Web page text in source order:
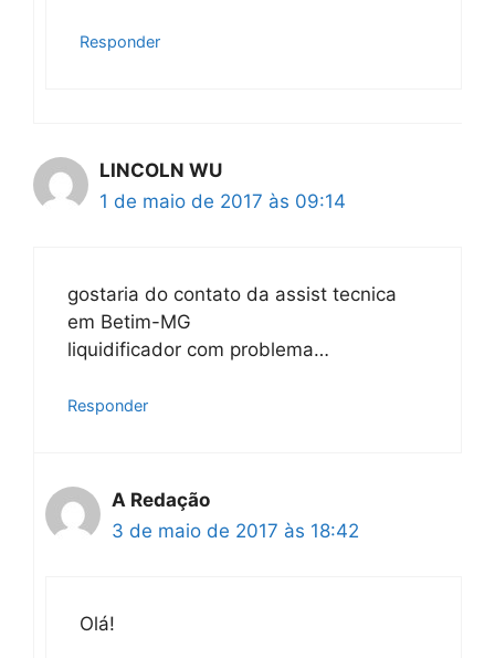
Responder
LINCOLN WU
1 de maio de 2017 às 09:14
gostaria do contato da assist tecnica
em Betim-MG
liquidificador com problema…
Responder
A Redação
3 de maio de 2017 às 18:42
Olá!